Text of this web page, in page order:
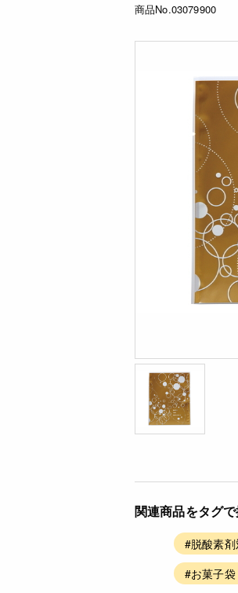
商品No.03079900
関連商品をタグ
#脱酸素
#お菓子袋